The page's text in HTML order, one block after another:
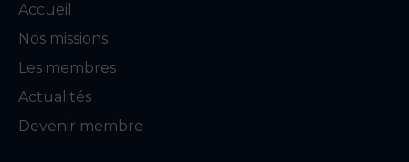
Accueil
Nos missions
Les membres
Actualités
Devenir membre